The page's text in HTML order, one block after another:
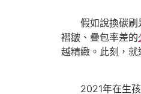
假如說換碳刷是
褶皺、疊包率差的
越精緻。此刻，就
2021年在生孩